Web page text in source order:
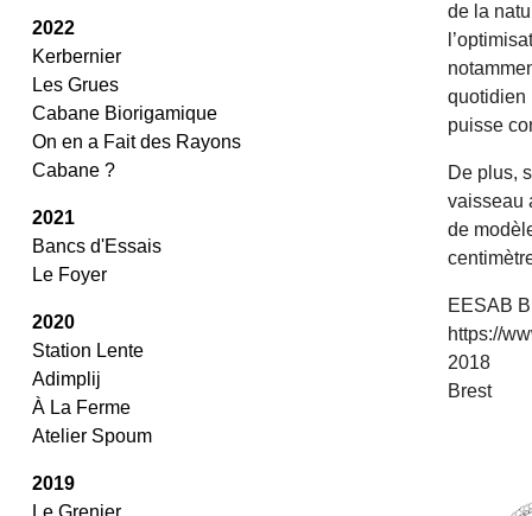
2022
Kerbernier
Les Grues
Cabane Biorigamique
On en a Fait des Rayons
Cabane ?
2021
Bancs d'Essais
Le Foyer
2020
Station Lente
Adimplij
À La Ferme
Atelier Spoum
2019
Le Grenier
de la
quotidien
puisse
De plus,
vaisseau
de
EESAB
https://
2018
Brest